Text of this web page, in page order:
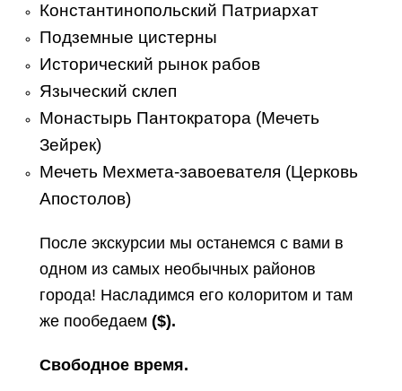
Константинопольский Патриархат
Подземные цистерны
Исторический рынок рабов
Языческий склеп
Монастырь Пантократора (Мечеть
Зейрек)
Мечеть Мехмета-завоевателя (Церковь
Апостолов)
После экскурсии мы останемся с вами в
одном из самых необычных районов
города! Насладимся его колоритом и там
же пообедаем ($).
Свободное время.